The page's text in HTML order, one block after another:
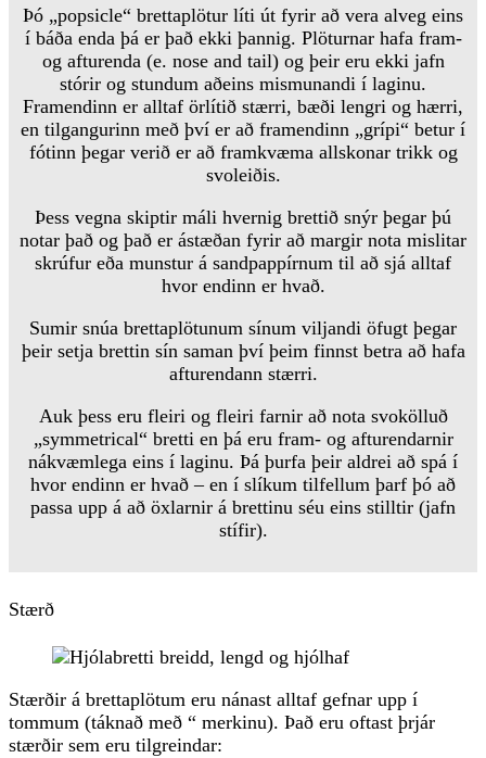
Þó „popsicle“ brettaplötur líti út fyrir að vera alveg eins
í báða enda þá er það ekki þannig. Plöturnar hafa fram-
og afturenda (e. nose and tail) og þeir eru ekki jafn
stórir og stundum aðeins mismunandi í laginu.
Framendinn er alltaf örlítið stærri, bæði lengri og hærri,
en tilgangurinn með því er að framendinn „grípi“ betur í
fótinn þegar verið er að framkvæma allskonar trikk og
svoleiðis.
Þess vegna skiptir máli hvernig brettið snýr þegar þú
notar það og það er ástæðan fyrir að margir nota mislitar
skrúfur eða munstur á sandpappírnum til að sjá alltaf
hvor endinn er hvað.
Sumir snúa brettaplötunum sínum viljandi öfugt þegar
þeir setja brettin sín saman því þeim finnst betra að hafa
afturendann stærri.
Auk þess eru fleiri og fleiri farnir að nota svokölluð
„symmetrical“ bretti en þá eru fram- og afturendarnir
nákvæmlega eins í laginu. Þá þurfa þeir aldrei að spá í
hvor endinn er hvað – en í slíkum tilfellum þarf þó að
passa upp á að öxlarnir á brettinu séu eins stilltir (jafn
stífir).
Stærð
Stærðir á brettaplötum eru nánast alltaf gefnar upp í
tommum (táknað með “ merkinu). Það eru oftast þrjár
stærðir sem eru tilgreindar: